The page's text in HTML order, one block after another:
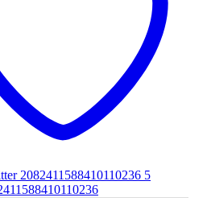
2082411588410110236 5